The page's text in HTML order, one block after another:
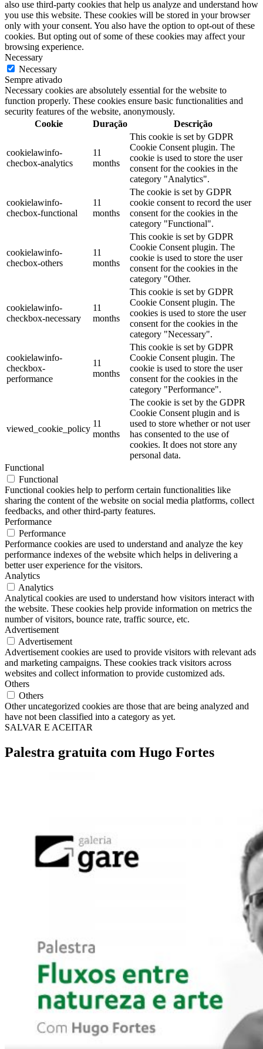
also use third-party cookies that help us analyze and understand how
you use this website. These cookies will be stored in your browser
only with your consent. You also have the option to opt-out of these
cookies. But opting out of some of these cookies may affect your
browsing experience.
Necessary
Necessary
Sempre ativado
Necessary cookies are absolutely essential for the website to
function properly. These cookies ensure basic functionalities and
security features of the website, anonymously.
Cookie
Duração Descrição
cookielawinfo-
checbox-analytics
11
months
This cookie is set by GDPR
Cookie Consent plugin. The
cookie is used to store the user
consent for the cookies in the
category "Analytics".
cookielawinfo-
checbox-functional
11
months
The cookie is set by GDPR
cookie consent to record the user
consent for the cookies in the
category "Functional".
cookielawinfo-
checbox-others
11
months
This cookie is set by GDPR
Cookie Consent plugin. The
cookie is used to store the user
consent for the cookies in the
category "Other.
cookielawinfo-
checkbox-necessary
11
months
This cookie is set by GDPR
Cookie Consent plugin. The
cookies is used to store the user
consent for the cookies in the
category "Necessary".
cookielawinfo-
checkbox-
performance
11
months
This cookie is set by GDPR
Cookie Consent plugin. The
cookie is used to store the user
consent for the cookies in the
category "Performance".
viewed_cookie_policy
11
months
The cookie is set by the GDPR
Cookie Consent plugin and is
used to store whether or not user
has consented to the use of
cookies. It does not store any
personal data.
Functional
Functional
Functional cookies help to perform certain functionalities like
sharing the content of the website on social media platforms, collect
feedbacks, and other third-party features.
Performance
Performance
Performance cookies are used to understand and analyze the key
performance indexes of the website which helps in delivering a
better user experience for the visitors.
Analytics
Analytics
Analytical cookies are used to understand how visitors interact with
the website. These cookies help provide information on metrics the
number of visitors, bounce rate, traffic source, etc.
Advertisement
Advertisement
Advertisement cookies are used to provide visitors with relevant ads
and marketing campaigns. These cookies track visitors across
websites and collect information to provide customized ads.
Others
Others
Other uncategorized cookies are those that are being analyzed and
have not been classified into a category as yet.
SALVAR E ACEITAR
Palestra gratuita com Hugo Fortes